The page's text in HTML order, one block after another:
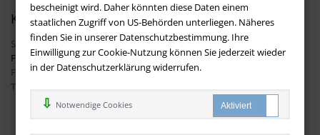
bescheinigt wird. Daher könnten diese Daten einem
staatlichen Zugriff von US-Behörden unterliegen. Näheres
finden Sie in unserer Datenschutzbestimmung. Ihre
Einwilligung zur Cookie-Nutzung können Sie jederzeit wieder
in der Datenschutzerklärung widerrufen.
Notwendige Cookies
Kontakt
Sie haben Fragen?Hier finden Sie Antworten auf häufig gestellte
Fragen.
Fragen per E-Mail:info@buchversandmimpf2000.de
Telefon: +49 (0)9209 20 23 188
Ihre Vorteile bei uns